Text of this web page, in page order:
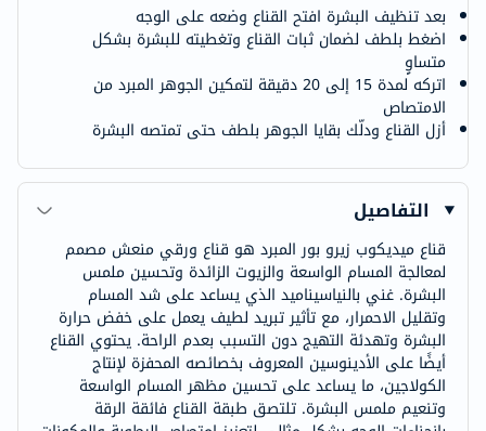
بعد تنظيف البشرة افتح القناع وضعه على الوجه
اضغط بلطف لضمان ثبات القناع وتغطيته للبشرة بشكل
متساوٍ
اتركه لمدة 15 إلى 20 دقيقة لتمكين الجوهر المبرد من
الامتصاص
أزل القناع ودلّك بقايا الجوهر بلطف حتى تمتصه البشرة
التفاصيل
قناع ميديكوب زيرو بور المبرد هو قناع ورقي منعش مصمم
لمعالجة المسام الواسعة والزيوت الزائدة وتحسين ملمس
البشرة. غني بالنياسيناميد الذي يساعد على شد المسام
وتقليل الاحمرار، مع تأثير تبريد لطيف يعمل على خفض حرارة
البشرة وتهدئة التهيج دون التسبب بعدم الراحة. يحتوي القناع
أيضًا على الأدينوسين المعروف بخصائصه المحفزة لإنتاج
الكولاجين، ما يساعد على تحسين مظهر المسام الواسعة
وتنعيم ملمس البشرة. تلتصق طبقة القناع فائقة الرقة